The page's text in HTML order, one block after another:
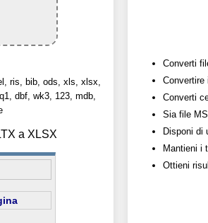
ris, bib, ods, xls, xlsx,
dbf, wk3, 123, mdb,
a XLSX
Converti
Convertire
Converti
Sia file
Disponi di
Mantieni i
Ottieni